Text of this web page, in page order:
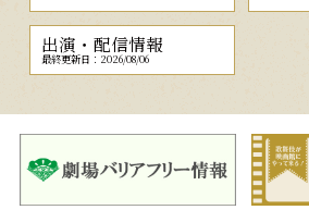
出演・配信情報
最終更新日：2026/08/06